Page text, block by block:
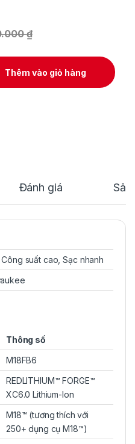
₫
M18 FB6 12 V 6.0 Ah –
Thêm vào giỏ hàng
Đánh giá
Công suất cao, Sạc nhanh
Thông số
M18FB6
REDLITHIUM™ FORGE™
XC6.0 Lithium-Ion
M18™ (tương thích với
250+ dụng cụ M18™)